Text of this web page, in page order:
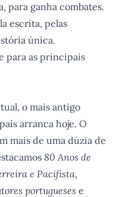
para ganha combates.
escrita, pelas
única.
para as principais
o mais antigo
arranca hoje. O
mais de uma dúzia de
80 Anos de
e Pacifista,
portugueses e